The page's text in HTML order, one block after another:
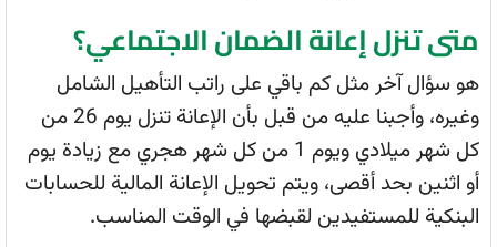
متى تنزل إعانة الضمان الاجتماعي؟
هو سؤال آخر مثل كم باقي على راتب التأهيل الشامل
وغيره، وأجبنا عليه من قبل بأن الإعانة تنزل يوم 26 من
كل شهر ميلادي ويوم 1 من كل شهر هجري مع زيادة يوم
أو اثنين بحد أقصى، ويتم تحويل الإعانة المالية للحسابات
البنكية للمستفيدين لقبضها في الوقت المناسب.